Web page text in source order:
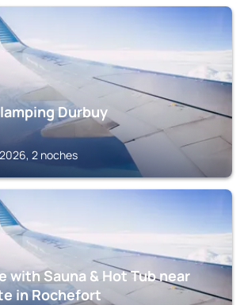
Durbuy
2 noches
with Sauna & Hot Tub near
in Rochefort